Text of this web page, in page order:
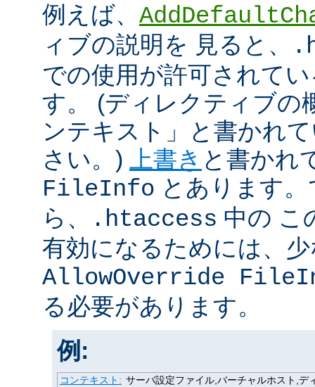
例えば、
ィブの説明を 見ると、
での使用が許可されて
す。 (ディレクティブの
ンテキスト」と書かれ
さい。)
上書き と書かれ
FileInfo とあります
ら、
.htaccess 中の こ
有効になるためには、
AllowOverride
る必要があります。
例:
コンテキスト: サーバ設定ファイル,バーチャルホスト,デ